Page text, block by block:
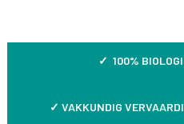
✓ 100%
✓ VAKKUNDIG